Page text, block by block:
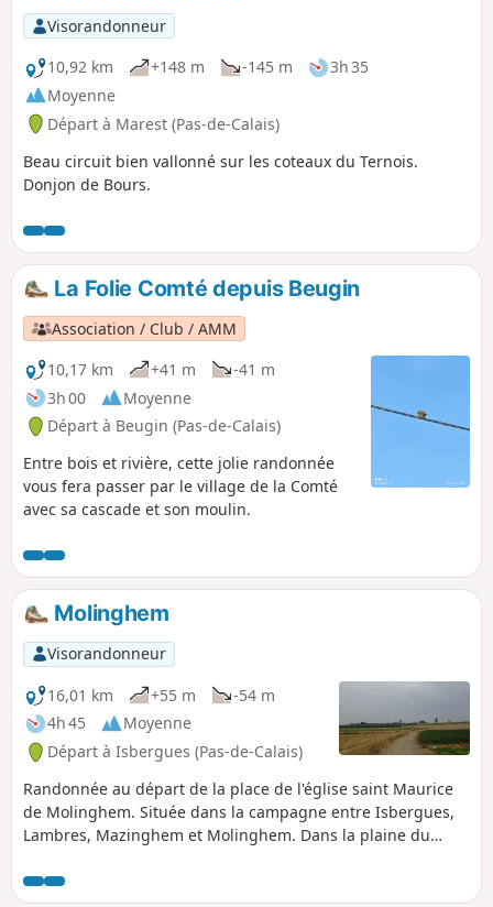
Visorandonneur
10,92 km
+148 m -145 m
3h 35
Moyenne
Départ à Marest (Pas-de-Calais)
Beau circuit bien vallonné sur les coteaux du Ternois.
Donjon de Bours.
La Folie Comté depuis Beugin
Association / Club / AMM
10,17 km
+41 m
-41 m
3h 00
Moyenne
Départ à Beugin (Pas-de-Calais)
Entre bois et rivière, cette jolie randonnée
vous fera passer par le village de la Comté
avec sa cascade et son moulin.
Molinghem
Visorandonneur
16,01 km
+55 m
-54 m
4h 45
Moyenne
Départ à Isbergues (Pas-de-Calais)
Randonnée au départ de la place de l'église saint Maurice
de Molinghem. Située dans la campagne entre Isbergues,
Lambres, Mazinghem et Molinghem. Dans la plaine du